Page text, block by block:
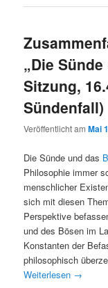
„Die
Sitzung,
Sündenfall)
Veröffentlicht amMai
Die Sünde und das
Philosophie immer
menschlicher
sich mit diesen
Perspektive
und des Bösen im
Konstanten der
philosophisch
Weiterlesen →